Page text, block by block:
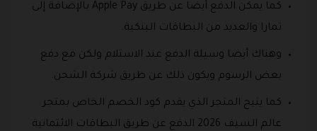
كما يمكن الدفع أيضا عن طريق Apple Pay بالإضافة إلى
تمارا والعديد من البطاقات البنكية.
وهناك أيضا وسيلة الدفع عند الاستلام ولكن مع دفع
بعض الرسوم ويكون ذلك عن طريق شركة الشحن.
كما يتيح المتجر الذي يقدم كود الخصم الخاص بمتجر
عالم السيف 2026 الدفع عن طريق البطاقات الائتمانية